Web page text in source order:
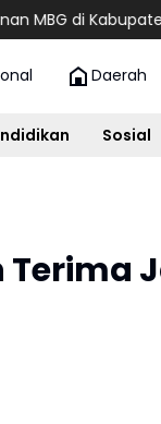
di Kabupaten
Daerah
Sosial
Terima